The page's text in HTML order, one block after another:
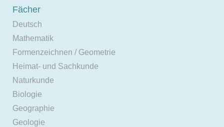
Fächer
Deutsch
Mathematik
Formenzeichnen / Geometrie
Heimat- und Sachkunde
Naturkunde
Biologie
Geographie
Geologie